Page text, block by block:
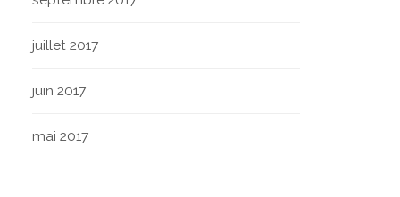
juillet 2017
juin 2017
mai 2017